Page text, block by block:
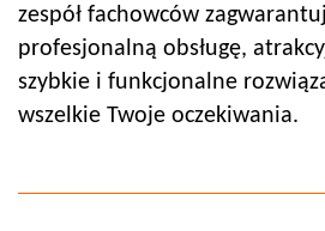
zespół fachowców
profesjonalną obsługę,
szybkie i funkcjonalne
wszelkie Twoje oczekiwania.